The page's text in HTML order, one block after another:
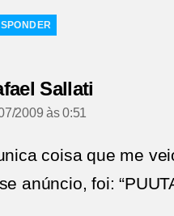
Sallati
2009 às 0:51
coisa que me
anúncio, foi: